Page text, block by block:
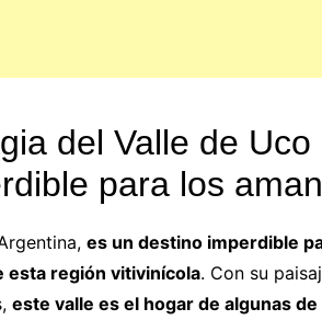
del Valle de
para los
es un destino imperdible
esta región vitivinícola. Con su
este valle es el hogar de algunas